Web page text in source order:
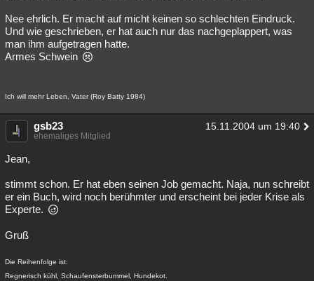
Nee ehrlich. Er macht auf micht keinen so schlechten Eindruck.
Und wie geschrieben, er hat auch nur das nachgeplappert, was
man ihm aufgetragen hatte.
Armes Schwein
Ich will mehr Leben, Vater (Roy Batty 1984)
gsb23 15.11.2004 um 19:40
ehemaliges Mitglied
Jean,
stimmt schon. Er hat eben seinen Job gemacht. Naja, nun schreibt
er ein Buch, wird noch berühmter und erscheint bei jeder Krise als
Experte.
Gruß
Die Reihenfolge ist:
Regnerisch kühl, Schaufensterbummel, Hundekot.